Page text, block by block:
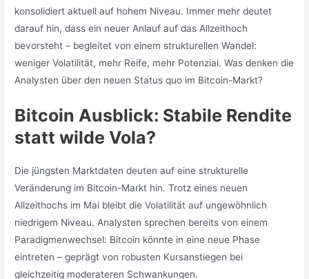
konsolidiert aktuell auf hohem Niveau. Immer mehr deutet
darauf hin, dass ein neuer Anlauf auf das Allzeithoch
bevorsteht – begleitet von einem strukturellen Wandel:
weniger Volatilität, mehr Reife, mehr Potenzial. Was denken die
Analysten über den neuen Status quo im Bitcoin-Markt?
Bitcoin Ausblick: Stabile Rendite
statt wilde Vola?
Die jüngsten Marktdaten deuten auf eine strukturelle
Veränderung im Bitcoin-Markt hin. Trotz eines neuen
Allzeithochs im Mai bleibt die Volatilität auf ungewöhnlich
niedrigem Niveau. Analysten sprechen bereits von einem
Paradigmenwechsel: Bitcoin könnte in eine neue Phase
eintreten – geprägt von robusten Kursanstiegen bei
gleichzeitig moderateren Schwankungen.